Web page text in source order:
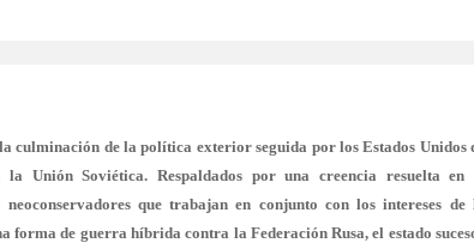
culminación de la política exterior seguida por los Estados Unidos
Unión Soviética. Respaldados por una creencia resuelta en
que trabajan en conjunto con los intereses de
de guerra híbrida contra la Federación Rusa, el estado